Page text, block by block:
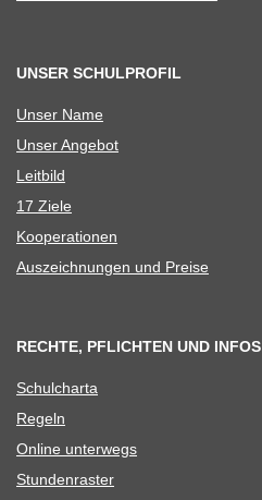
UNSER SCHULPROFIL
Unser Name
Unser Ange­bot
Leit­bild
17 Ziele
Koope­ra­tio­nen
Aus­zeich­nun­gen und Preise
RECHTE, PFLICHTEN UND INFOS
Schul­charta
Regeln
Online unter­wegs
Stun­den­ras­ter